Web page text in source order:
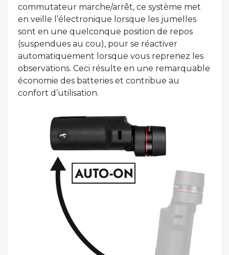
commutateur marche/arrêt, ce système met
en veille l’électronique lorsque les jumelles
sont en une quelconque position de repos
(suspendues au cou), pour se réactiver
automatiquement lorsque vous reprenez les
observations. Ceci résulte en une remarquable
économie des batteries et contribue au
confort d’utilisation.